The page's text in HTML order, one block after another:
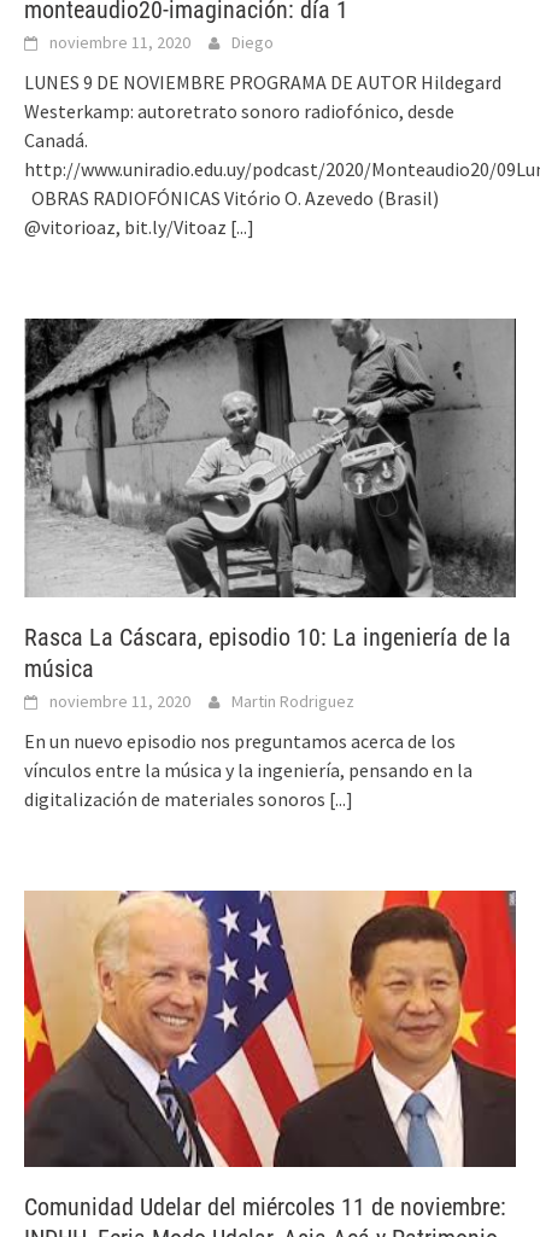
monteaudio20-imaginación: día 1
noviembre 11, 2020 Diego
LUNES 9 DE NOVIEMBRE PROGRAMA DE AUTOR Hildegard
Westerkamp: autoretrato sonoro radiofónico, desde
Canadá.
http://www.uniradio.edu.uy/podcast/2020/Monteaudio20/
OBRAS RADIOFÓNICAS Vitório O. Azevedo (Brasil)
@vitorioaz, bit.ly/Vitoaz [...]
Rasca La Cáscara, episodio 10: La ingeniería de la
música
noviembre 11, 2020 Martin Rodriguez
En un nuevo episodio nos preguntamos acerca de los
vínculos entre la música y la ingeniería, pensando en la
digitalización de materiales sonoros [...]
Comunidad Udelar del miércoles 11 de noviembre: